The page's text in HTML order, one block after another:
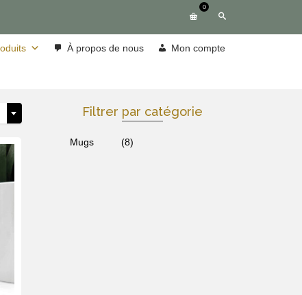
0
À propos de nous Mon compte
Filtrer par catégorie
Mugs (8)